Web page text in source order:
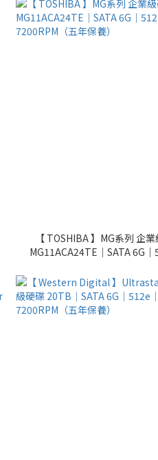
【 TOSHIBA 】MG系列 企
MG11ACA24TE｜SATA 6G